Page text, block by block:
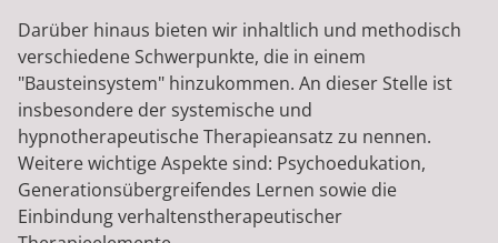
Darüber hinaus bieten wir inhaltlich und methodisch
verschiedene Schwerpunkte, die in einem
"Bausteinsystem" hinzukommen. An dieser Stelle ist
insbesondere der systemische und
hypnotherapeutische Therapieansatz zu nennen.
Weitere wichtige Aspekte sind: Psychoedukation,
Generationsübergreifendes Lernen sowie die
Einbindung verhaltenstherapeutischer